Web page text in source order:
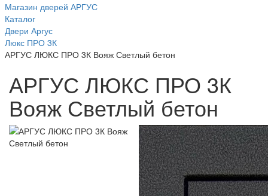
Магазин дверей АРГУС
Каталог
Двери Аргус
Люкс ПРО 3К
АРГУС ЛЮКС ПРО 3К Вояж Светлый бетон
АРГУС ЛЮКС ПРО 3К
Вояж Светлый бетон